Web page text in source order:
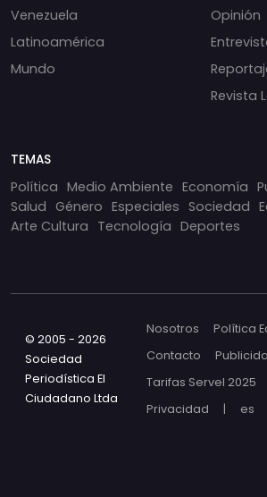
Venezuela
Latinoamérica
Mundo
Opinión
Revista
TEMAS
Política Medio Ambiente Economía
Salud Género Especiales Sociedad
Arte Cultura Tecnología Deportes
© 2005 - 2026
Sociedad
Periodística El
Ciudadano Ltda
Nosotros
Política
Contacto
Tarifas Servel 2025
Privacidad
| es